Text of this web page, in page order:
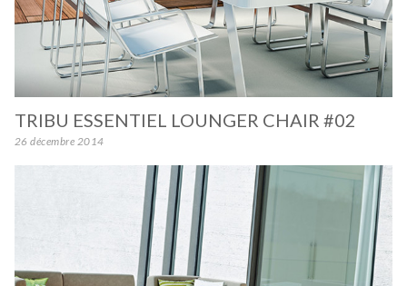
TRIBU ESSENTIEL LOUNGER CHAIR #02
26 décembre 2014